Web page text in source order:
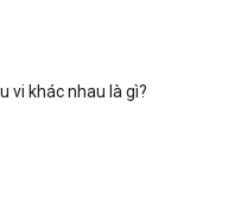
vi khác nhau là gì?